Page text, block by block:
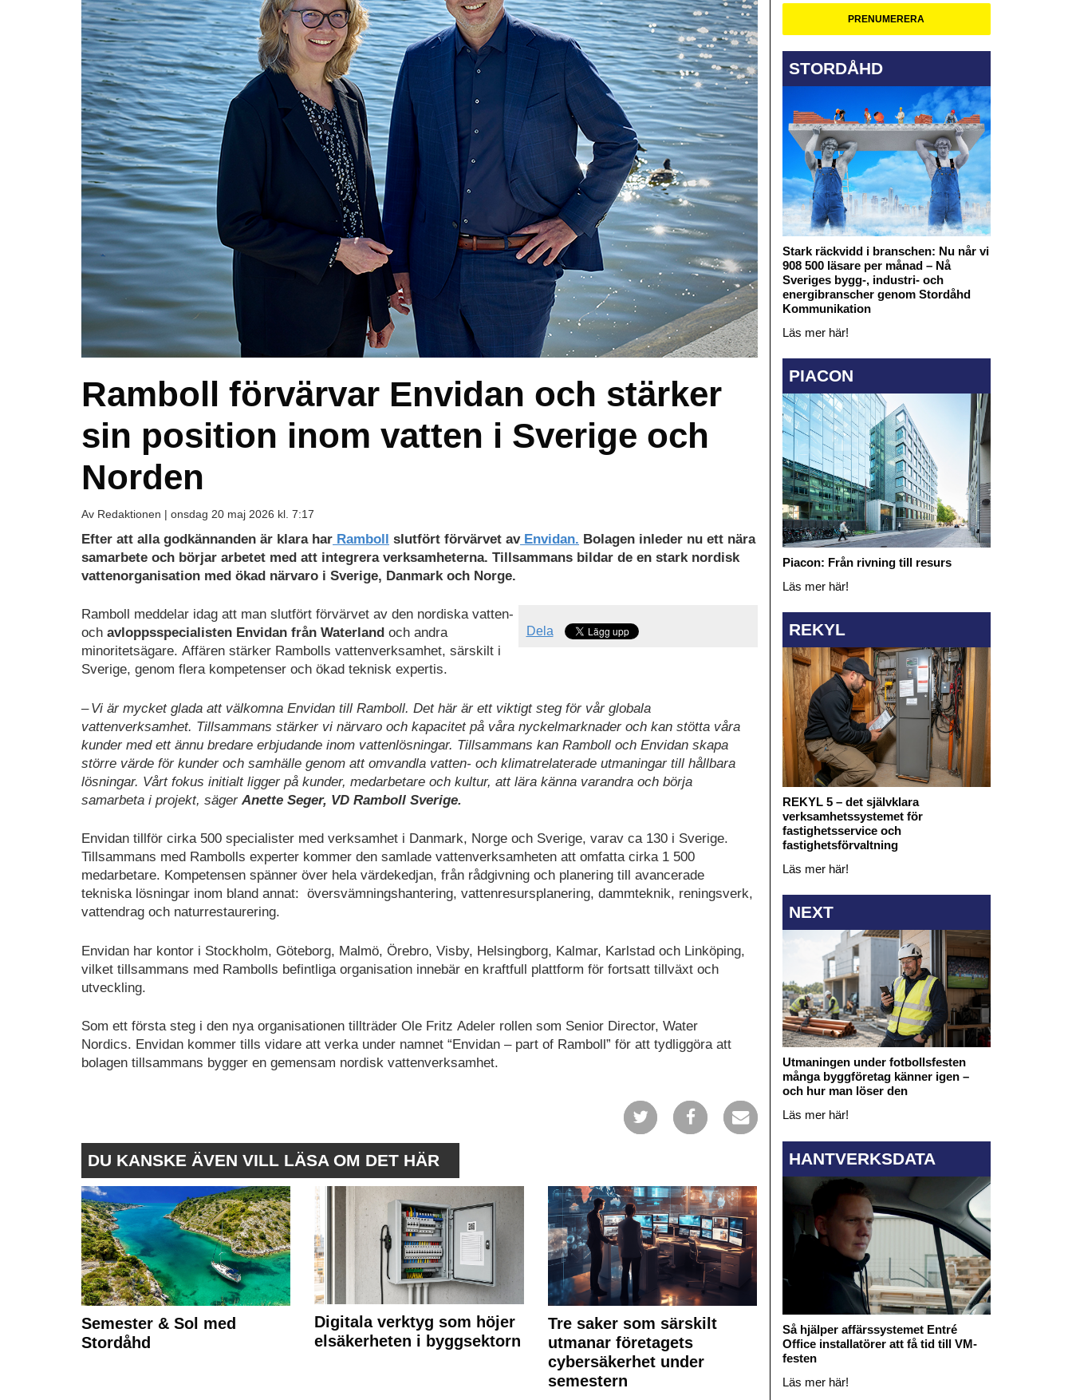
Ramboll förvärvar Envidan och stärker
sin position inom vatten i Sverige och
Norden
Av Redaktionen | onsdag 20 maj 2026 kl. 7:17
Efter att alla godkännanden är klara har Ramboll slutfört förvärvet avEnvidan. Bolagen inleder nu ett nära
samarbete och börjar arbetet med att integrera verksamheterna. Tillsammans bildar de en stark nordisk
vattenorganisation med ökad närvaro i Sverige, Danmark och Norge.
Dela
Ramboll meddelar idag att man slutfört förvärvet av den nordiska vatten-
och avloppsspecialisten Envidan från Waterland och andra
minoritetsägare. Affären stärker Rambolls vattenverksamhet, särskilt i
Sverige, genom flera kompetenser och ökad teknisk expertis.
– Vi är mycket glada att välkomna Envidan till Ramboll. Det här är ett viktigt steg för vår globala
vattenverksamhet. Tillsammans stärker vi närvaro och kapacitet på våra nyckelmarknader och kan stötta våra
kunder med ett ännu bredare erbjudande inom vattenlösningar. Tillsammans kan Ramboll och Envidan skapa
större värde för kunder och samhälle genom att omvandla vatten- och klimatrelaterade utmaningar till hållbara
lösningar. Vårt fokus initialt ligger på kunder, medarbetare och kultur, att lära känna varandra och börja
samarbeta i projekt, säger Anette Seger, VD Ramboll Sverige.
Envidan tillför cirka 500 specialister med verksamhet i Danmark, Norge och Sverige, varav ca 130 i Sverige.
Tillsammans med Rambolls experter kommer den samlade vattenverksamheten att omfatta cirka 1 500
medarbetare. Kompetensen spänner över hela värdekedjan, från rådgivning och planering till avancerade
tekniska lösningar inom bland annat: översvämningshantering, vattenresursplanering, dammteknik, reningsverk,
vattendrag och naturrestaurering.
Envidan har kontor i Stockholm, Göteborg, Malmö, Örebro, Visby, Helsingborg, Kalmar, Karlstad och Linköping,
vilket tillsammans med Rambolls befintliga organisation innebär en kraftfull plattform för fortsatt tillväxt och
utveckling.
Som ett första steg i den nya organisationen tillträder Ole Fritz Adeler rollen som Senior Director, Water
Nordics. Envidan kommer tills vidare att verka under namnet “Envidan – part of Ramboll” för att tydliggöra att
bolagen tillsammans bygger en gemensam nordisk vattenverksamhet.
DU KANSKE ÄVEN VILL LÄSA OM DET HÄR
Semester & Sol med
Stordåhd
Digitala verktyg som höjer
elsäkerheten i byggsektorn
Tre saker som särskilt
utmanar företagets
cybersäkerhet under
semestern
STORDÅHD
Stark räckvidd i branschen: Nu når vi
908 500 läsare per månad – Nå
Sveriges bygg-, industri- och
energibranscher genom Stordåhd
Kommunikation
Läs mer här!
PIACON
Piacon: Från rivning till resurs
Läs mer här!
REKYL
REKYL 5 – det självklara
verksamhetssystemet för
fastighetsservice och
fastighetsförvaltning
Läs mer här!
NEXT
Utmaningen under fotbollsfesten
många byggföretag känner igen –
och hur man löser den
Läs mer här!
HANTVERKSDATA
Så hjälper affärssystemet Entré
Office installatörer att få tid till VM-
festen
Läs mer här!